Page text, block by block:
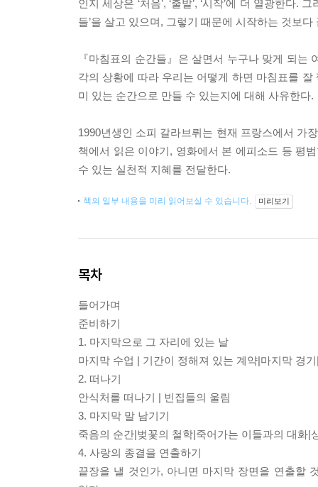
인지 세상은 ‘처음’, ‘출발’, ‘시작’에 더 열광한다
들’을 살고 있으며, 그렇기 때문에 시작하는 것보
『마침표의 순간들』은 살면서 누구나 맞게 되
각의 상황에 따라 우리는 어떻게 하면 마침표를
미 있는 순간으로 만들 수 있는지에 대해 사유한다.
1990년생인 소피 갈라브뤼는 현재 프랑스에서 가
책에서 읽은 이야기, 영화에서 본 에피소드 등 평
수 있는 실천적 지혜를 전달한다.
책의 일부 내용을 미리 읽어보실 수 있습니다. 미리보기
목차
들어가며
준비하기
1. 마지막으로 그 자리에 있는 날
마지막 수업 | 기간이 정해져 있는 계약|마지막 경
2. 떠나기
안식처를 떠나기 | 빈집들의 울림
3. 마지막 말 남기기
죽음의 순간|벚꽃의 철학|죽어가는 이들과의 대화
4. 사랑의 종결을 연출하기
끝장을 낼 것인가, 아니면 마지막 장면을 연출할